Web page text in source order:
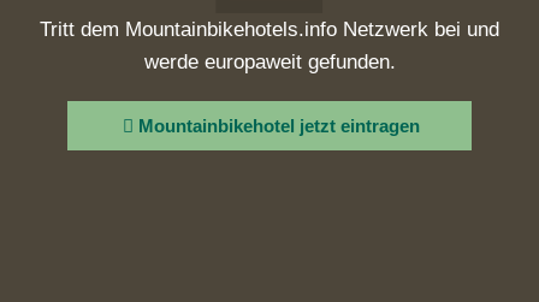
Tritt dem Mountainbikehotels.info Netzwerk bei und
werde europaweit gefunden.
Mountainbikehotel jetzt eintragen